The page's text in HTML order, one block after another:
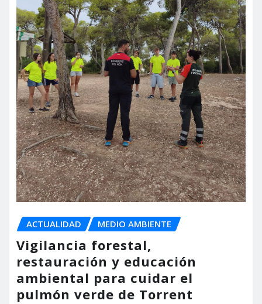
ACTUALIDAD MEDIO AMBIENTE
Vigilancia forestal,
restauración y educación
ambiental para cuidar el
pulmón verde de Torrent